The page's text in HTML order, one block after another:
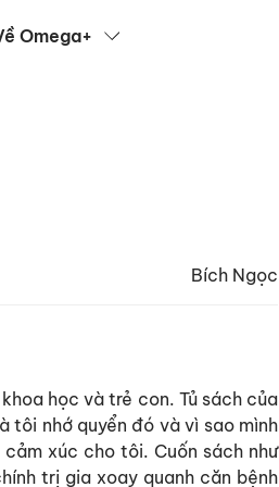
Omega+
Bích Ngọc
học và trẻ con. Tủ sách của
tôi nhớ quyển đó và vì sao mình
xúc cho tôi. Cuốn sách như
trị gia xoay quanh căn bệnh